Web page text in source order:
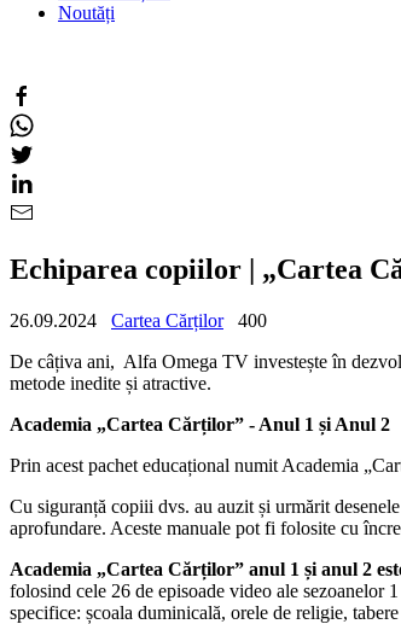
Noutăți
Echiparea copiilor | „Cartea
26.09.2024 Cartea Cărților
400
De câțiva ani, Alfa Omega TV investește în
metode inedite și atractive.
Academia „Cartea Cărților” - Anul 1 și Anul 2
Prin acest pachet educațional numit Academia
Cu siguranță copiii dvs. au auzit și urmărit
aprofundare. Aceste manuale pot fi folosite cu
Academia „Cartea Cărților” anul 1 și anul 2
folosind cele 26 de episoade video ale sezoanelor
specifice: școala duminicală, orele de religie,